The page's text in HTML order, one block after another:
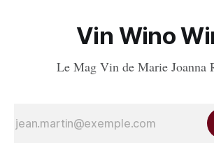
Vin Wino
Le Mag Vin de Marie Joanna